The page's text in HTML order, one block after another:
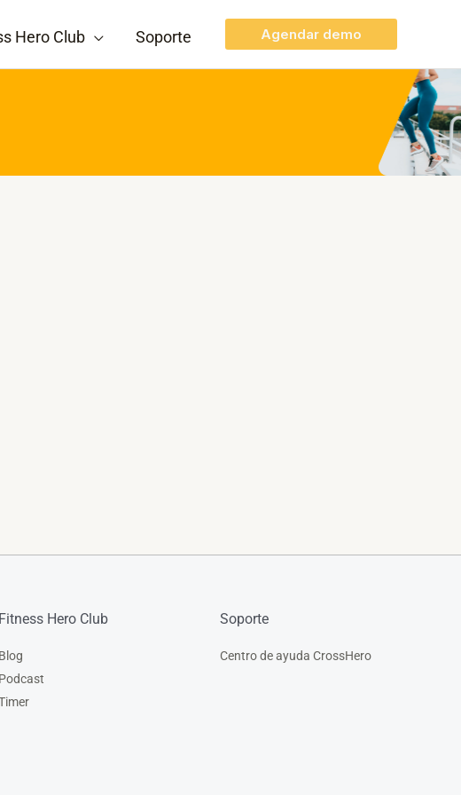
Hero Club Soporte Agendar demo
Fitness Hero Club
Blog
Podcast
Soporte
Centro de ayuda CrossHero